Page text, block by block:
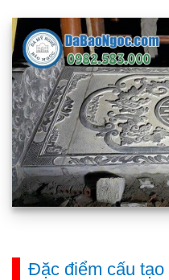
Đặc điểm cấu tạo